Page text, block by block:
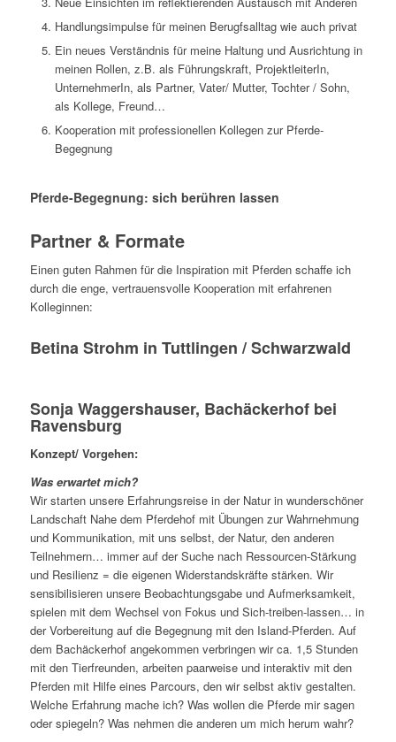
Handlungsimpulse für meinen Berugfsalltag wie auch privat
Ein neues Verständnis für meine Haltung und Ausrichtung in
meinen Rollen, z.B. als Führungskraft, ProjektleiterIn,
UnternehmerIn, als Partner, Vater/ Mutter, Tochter / Sohn,
als Kollege, Freund…
Kooperation mit professionellen Kollegen zur Pferde-
Begegnung
Pferde-Begegnung: sich berühren lassen
Partner & Formate
Einen guten Rahmen für die Inspiration mit Pferden schaffe ich
durch die enge, vertrauensvolle Kooperation mit erfahrenen
Kolleginnen:
Betina Strohm in Tuttlingen / Schwarzwald
Sonja Waggershauser, Bachäckerhof bei
Ravensburg
Konzept/ Vorgehen:
Was erwartet mich?
Wir starten unsere Erfahrungsreise in der Natur in wunderschöner
Landschaft Nahe dem Pferdehof mit Übungen zur Wahrnehmung
und Kommunikation, mit uns selbst, der Natur, den anderen
Teilnehmern… immer auf der Suche nach Ressourcen-Stärkung
und Resilienz = die eigenen Widerstandskräfte stärken. Wir
sensibilisieren unsere Beobachtungsgabe und Aufmerksamkeit,
spielen mit dem Wechsel von Fokus und Sich-treiben-lassen… in
der Vorbereitung auf die Begegnung mit den Island-Pferden. Auf
dem Bachäckerhof angekommen verbringen wir ca. 1,5 Stunden
mit den Tierfreunden, arbeiten paarweise und interaktiv mit den
Pferden mit Hilfe eines Parcours, den wir selbst aktiv gestalten.
Welche Erfahrung mache ich? Was wollen die Pferde mir sagen
oder spiegeln? Was nehmen die anderen um mich herum wahr?